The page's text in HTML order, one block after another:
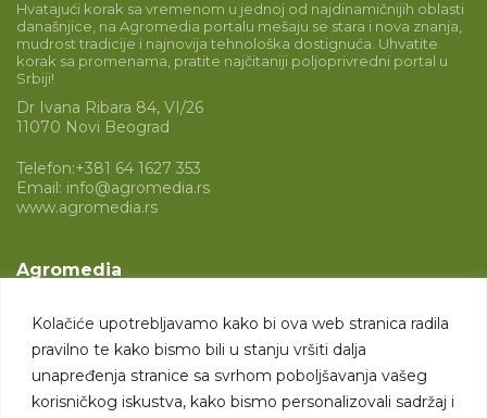
Kolačiće upotrebljavamo kako bi ova web stranica radila
pravilno te kako bismo bili u stanju vršiti dalja
unapređenja stranice sa svrhom poboljšavanja vašeg
korisničkog iskustva, kako bismo personalizovali sadržaj i
Hvatajući korak sa vremenom u jednoj od najdinamičnijih oblasti
današnjice, na Agromedia portalu mešaju se stara i nova znanja,
mudrost tradicije i najnovija tehnološka dostignuća. Uhvatite
korak sa promenama, pratite najčitaniji poljoprivredni portal u
Srbiji!
Dr Ivana Ribara 84, VI/26
11070 Novi Beograd
Telefon:+381 64 1627 353
Email: info@agromedia.rs
www.agromedia.rs
Agromedia
Svet poljoprivrede
Marketing usluge
Tražimo saradnike